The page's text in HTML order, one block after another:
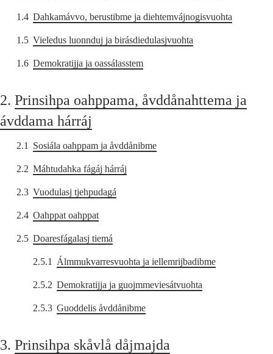
1.4 Dahkamávvo, berustibme ja diehtemvájnogisvuohta
1.5 Vieledus luonnduj ja birásdiedulasjvuohta
1.6 Demokratijja ja oassálasstem
2. Prinsihpa oahppama, åvddånahttema ja
ávddama hárráj
2.1 Sosiála oahppam ja åvddånibme
2.2 Máhtudahka fágáj hárráj
2.3 Vuodulasj tjehpudagá
2.4 Oahppat oahppat
2.5 Doaresfágalasj tiemá
2.5.1 Álmmukvarresvuohta ja iellemrijbadibme
2.5.2 Demokratijja ja guojmmeviesátvuohta
2.5.3 Guoddelis åvddånibme
3. Prinsihpa skåvlå dåjmajda